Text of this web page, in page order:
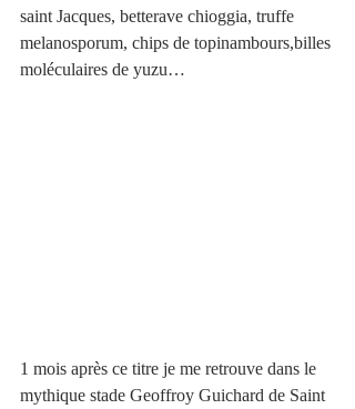
saint Jacques, betterave chioggia, truffe
melanosporum, chips de topinambours,billes
moléculaires de yuzu…
1 mois après ce titre je me retrouve dans le
mythique stade Geoffroy Guichard de Saint